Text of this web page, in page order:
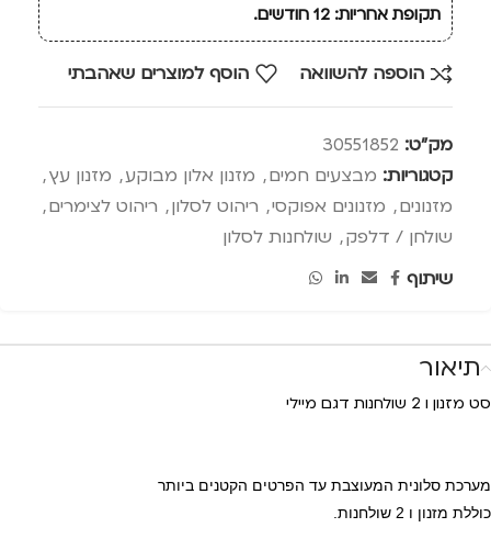
תקופת אחריות: 12 חודשים.
הוספה להשוואה הוסף למוצרים שאהבתי
מק"ט: 30551852
קטגוריות: מבצעים חמים, מזנון אלון מבוקע, מזנון עץ,
מזנונים, מזנונים אפוקסי, ריהוט לסלון, ריהוט לצימרים,
שולחן / דלפק, שולחנות לסלון
שיתוף
תיאור
סט מזנון ו 2 שולחנות דגם מיילי
מערכת סלונית המעוצבת עד הפרטים הקטנים ביותר
כוללת מזנון ו 2 שולחנות.